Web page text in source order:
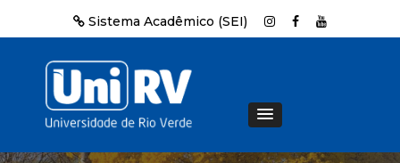
Sistema Acadêmico (SEI)